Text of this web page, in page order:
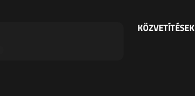
KÖZVETÍTÉSEK